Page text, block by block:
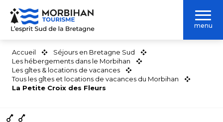
Aller
contenu
menu
Accueil
Séjours en Bretagne Sud
Les hébergements dans le Morbihan
Les gîtes & locations de vacances
Tous les gîtes et locations de vacances du Morbihan
La Petite Croix des Fleurs